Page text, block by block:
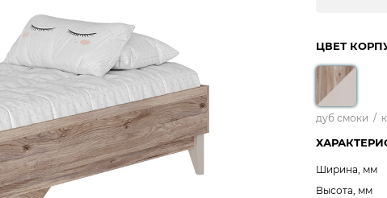
ЦВЕТ
дуб смоки /
Ширина, мм
Высота, мм